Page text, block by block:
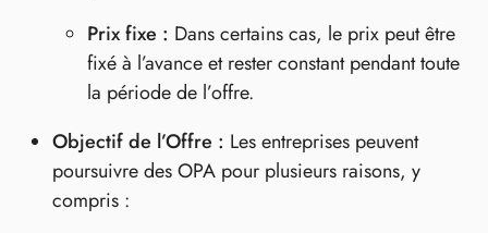
Prix fixe : Dans certains cas, le prix peut être
fixé à l’avance et rester constant pendant toute
la période de l’offre.
Objectif de l’Offre : Les entreprises peuvent
poursuivre des OPA pour plusieurs raisons, y
compris :